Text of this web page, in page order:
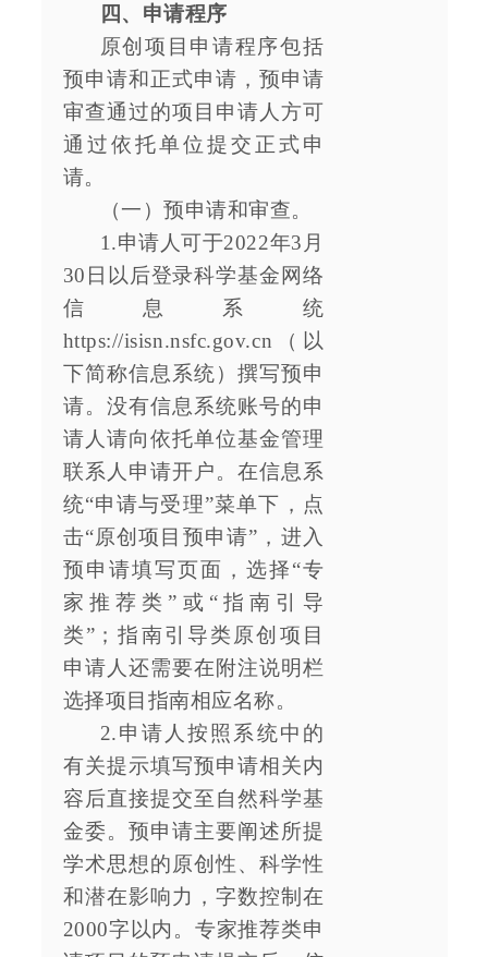
四、申请程序
原创项目申请程序包括
预申请和正式申请，预申请
审查通过的项目申请人方可
通过依托单位提交正式申
请。
（一）预申请和审查。
1.申请人可于2022年3月
30日以后登录科学基金网络
信息系统
https://isisn.nsfc.gov.cn（以
下简称信息系统）撰写预申
请。没有信息系统账号的申
请人请向依托单位基金管理
联系人申请开户。在信息系
统“申请与受理”菜单下，点
击“原创项目预申请”，进入
预申请填写页面，选择“专
家推荐类”或“指南引导
类”；指南引导类原创项目
申请人还需要在附注说明栏
选择项目指南相应名称。
2.申请人按照系统中的
有关提示填写预申请相关内
容后直接提交至自然科学基
金委。预申请主要阐述所提
学术思想的原创性、科学性
和潜在影响力，字数控制在
2000字以内。专家推荐类申